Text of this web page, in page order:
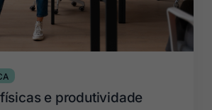
e produtividade